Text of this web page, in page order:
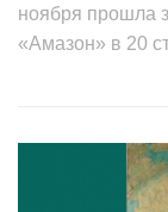
ноября прошла
«Амазон» в 20